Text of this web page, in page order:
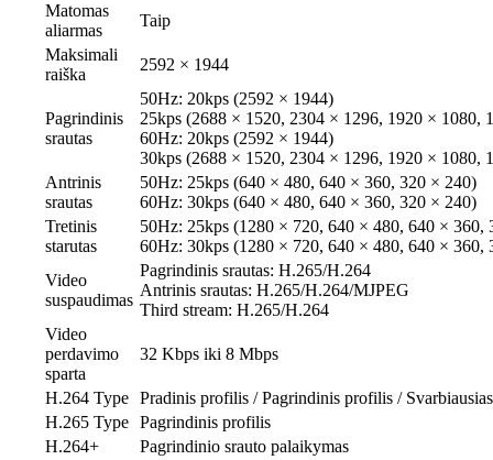
Matomas
aliarmas
Taip
Maksimali
raiška
2592 × 1944
Pagrindinis
srautas
50Hz: 20kps (2592 × 1944)
25kps (2688 × 1520, 2304 × 1296, 1920 × 1080,
60Hz: 20kps (2592 × 1944)
30kps (2688 × 1520, 2304 × 1296, 1920 × 1080,
Antrinis
srautas
50Hz: 25kps (640 × 480, 640 × 360, 320 × 240)
60Hz: 30kps (640 × 480, 640 × 360, 320 × 240)
Tretinis
starutas
50Hz: 25kps (1280 × 720, 640 × 480, 640 × 360,
60Hz: 30kps (1280 × 720, 640 × 480, 640 × 360,
Video
suspaudimas
Pagrindinis srautas: H.265/H.264
Antrinis srautas: H.265/H.264/MJPEG
Third stream: H.265/H.264
Video
perdavimo
sparta
32 Kbps iki 8 Mbps
H.264 Type Pradinis profilis / Pagrindinis profilis /
H.265 Type Pagrindinis profilis
H.264+
Pagrindinio srauto palaikymas